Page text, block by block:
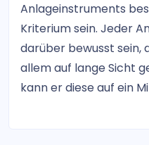
Anlageinstruments
Kriterium sein. Jeder
darüber bewusst sein,
allem auf lange Sicht
kann er diese auf ein